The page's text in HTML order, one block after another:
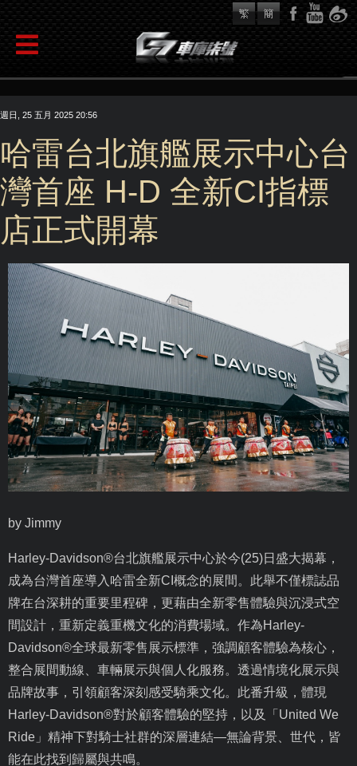
週日, 25 五月 2025 20:56
哈雷台北旗艦展示中心台
灣首座 H-D 全新CI指標
店正式開幕
by Jimmy
Harley-Davidson®台北旗艦展示中心於今(25)日盛大揭幕，
成為台灣首座導入哈雷全新CI 概念的展間。此舉不僅標誌品
牌在台深耕的重要里程碑，更藉由全新零售體驗與沉浸式空
間設計，重新定義重機文化的消費場域。作為Harley-
Davidson®全球最新零售展示標準，強調顧客體驗為核心，
整合展間動線、車輛展示與個人化服務。透過情境化展示與
品牌故事，引領顧客深刻感受騎乘文化。此番升級，體現
Harley-Davidson®對於顧客體驗的堅持，以及「 United We
Ride 」精神下對騎士社群的深層連結—無論背景、世代，皆
能在此找到歸屬與共鳴。